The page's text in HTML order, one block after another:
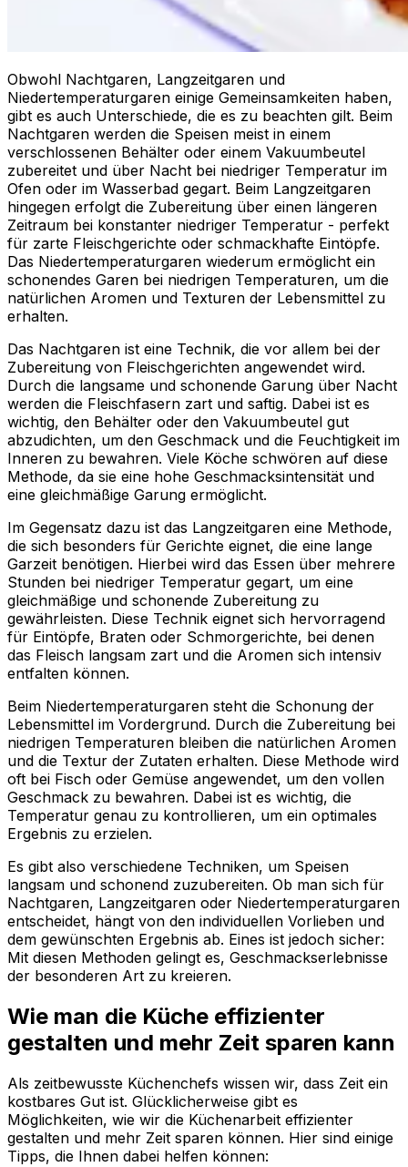
Obwohl Nachtgaren, Langzeitgaren und
Niedertemperaturgaren einige Gemeinsamkeiten haben,
gibt es auch Unterschiede, die es zu beachten gilt. Beim
Nachtgaren werden die Speisen meist in einem
verschlossenen Behälter oder einem Vakuumbeutel
zubereitet und über Nacht bei niedriger Temperatur im
Ofen oder im Wasserbad gegart. Beim Langzeitgaren
hingegen erfolgt die Zubereitung über einen längeren
Zeitraum bei konstanter niedriger Temperatur - perfekt
für zarte Fleischgerichte oder schmackhafte Eintöpfe.
Das Niedertemperaturgaren wiederum ermöglicht ein
schonendes Garen bei niedrigen Temperaturen, um die
natürlichen Aromen und Texturen der Lebensmittel zu
erhalten.
Das Nachtgaren ist eine Technik, die vor allem bei der
Zubereitung von Fleischgerichten angewendet wird.
Durch die langsame und schonende Garung über Nacht
werden die Fleischfasern zart und saftig. Dabei ist es
wichtig, den Behälter oder den Vakuumbeutel gut
abzudichten, um den Geschmack und die Feuchtigkeit im
Inneren zu bewahren. Viele Köche schwören auf diese
Methode, da sie eine hohe Geschmacksintensität und
eine gleichmäßige Garung ermöglicht.
Im Gegensatz dazu ist das Langzeitgaren eine Methode,
die sich besonders für Gerichte eignet, die eine lange
Garzeit benötigen. Hierbei wird das Essen über mehrere
Stunden bei niedriger Temperatur gegart, um eine
gleichmäßige und schonende Zubereitung zu
gewährleisten. Diese Technik eignet sich hervorragend
für Eintöpfe, Braten oder Schmorgerichte, bei denen
das Fleisch langsam zart und die Aromen sich intensiv
entfalten können.
Beim Niedertemperaturgaren steht die Schonung der
Lebensmittel im Vordergrund. Durch die Zubereitung bei
niedrigen Temperaturen bleiben die natürlichen Aromen
und die Textur der Zutaten erhalten. Diese Methode wird
oft bei Fisch oder Gemüse angewendet, um den vollen
Geschmack zu bewahren. Dabei ist es wichtig, die
Temperatur genau zu kontrollieren, um ein optimales
Ergebnis zu erzielen.
Es gibt also verschiedene Techniken, um Speisen
langsam und schonend zuzubereiten. Ob man sich für
Nachtgaren, Langzeitgaren oder Niedertemperaturgaren
entscheidet, hängt von den individuellen Vorlieben und
dem gewünschten Ergebnis ab. Eines ist jedoch sicher:
Mit diesen Methoden gelingt es, Geschmackserlebnisse
der besonderen Art zu kreieren.
Wie man die Küche effizienter
gestalten und mehr Zeit sparen kann
Als zeitbewusste Küchenchefs wissen wir, dass Zeit ein
kostbares Gut ist. Glücklicherweise gibt es
Möglichkeiten, wie wir die Küchenarbeit effizienter
gestalten und mehr Zeit sparen können. Hier sind einige
Tipps, die Ihnen dabei helfen können: